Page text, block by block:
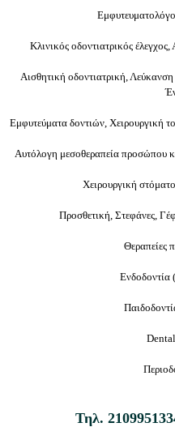
Κλινικός οδοντιατρικός
Αισθητική οδοντιατρική,
Εμφυτεύματα δοντιών, Χειρουργική
Αυτόλογη μεσοθεραπεία προσώπου
Χειρουργική
Προσθετική, Στεφάνες,
Θεραπείες
Ενδοδοντία (
Τηλ.